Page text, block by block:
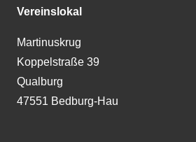
Vereinslokal
Martinuskrug
Koppelstraße 39
Qualburg
47551 Bedburg-Hau